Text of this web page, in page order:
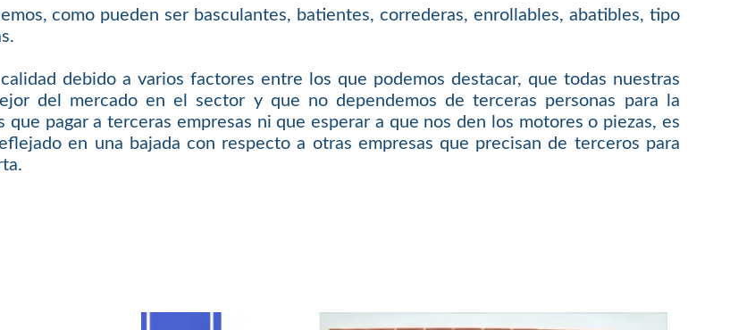
como pueden ser basculantes, batientes, correderas, enrollables, abatibles, tipo
debido a varios factores entre los que podemos destacar, que todas nuestras
del mercado en el sector y que no dependemos de terceras personas para la
pagar a terceras empresas ni que esperar a que nos den los motores o piezas, es
en una bajada con respecto a otras empresas que precisan de terceros para